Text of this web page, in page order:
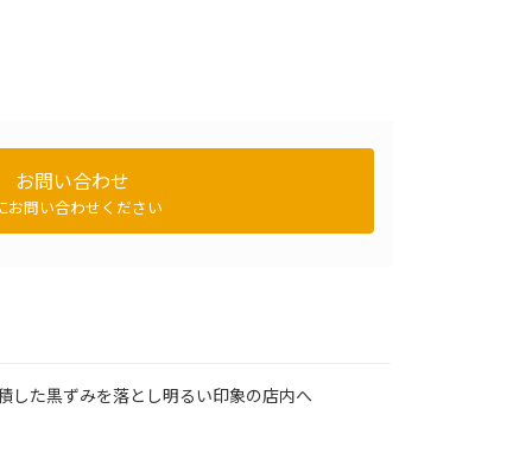
お問い合わせ
お問い合わせください
した黒ずみを落とし明るい印象の店内へ